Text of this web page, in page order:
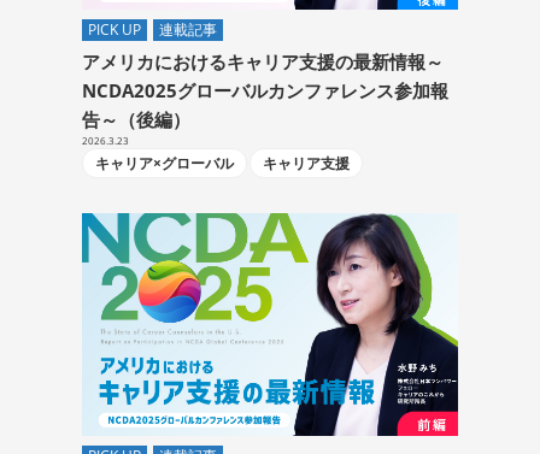
PICK UP 連載記事
アメリカにおけるキャリア支援の最新情報～
NCDA2025グローバルカンファレンス参加報
告～（後編）
2026.3.23
キャリア×グローバル キャリア支援